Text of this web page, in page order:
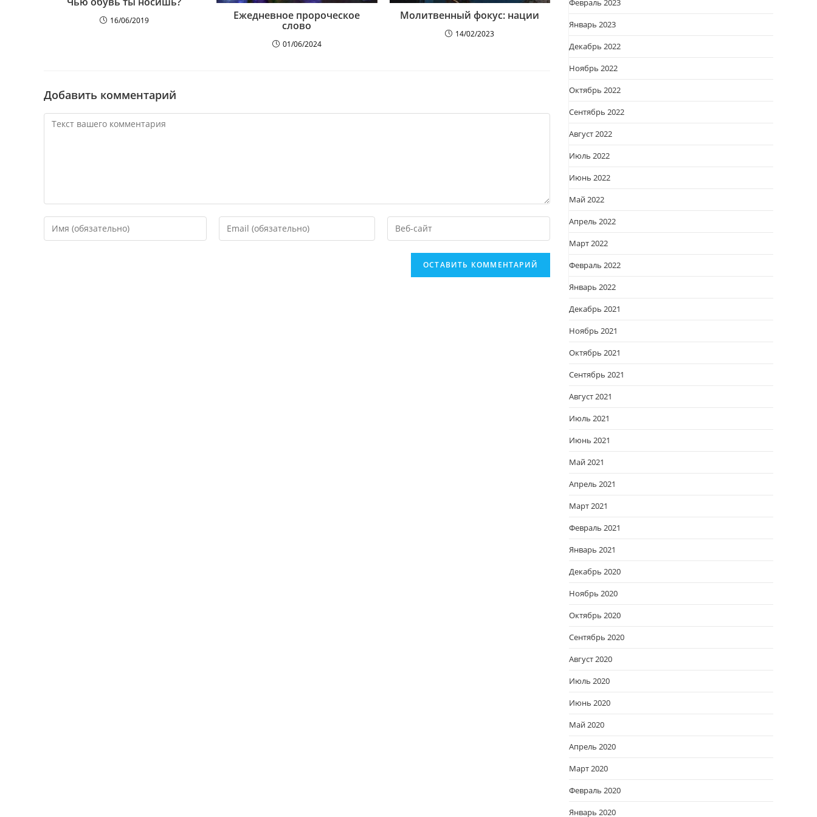
16/06/2019 Ежедневное пророческое
слово
01/06/2024
Молитвенный фокус: нации
14/02/2023
Добавить комментарий
Февраль 2023
Январь 2023
Декабрь 2022
Ноябрь 2022
Октябрь 2022
Сентябрь 2022
Август 2022
Июль 2022
Июнь 2022
Май 2022
Апрель 2022
Март 2022
Февраль 2022
Январь 2022
Декабрь 2021
Ноябрь 2021
Октябрь 2021
Сентябрь 2021
Август 2021
Июль 2021
Июнь 2021
Май 2021
Апрель 2021
Март 2021
Февраль 2021
Январь 2021
Декабрь 2020
Ноябрь 2020
Октябрь 2020
Сентябрь 2020
Август 2020
Июль 2020
Июнь 2020
Май 2020
Апрель 2020
Март 2020
Февраль 2020
Январь 2020